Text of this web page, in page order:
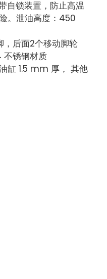
自锁装置，防止高温
。泄油高度：450
，后面2个移动脚轮
锈钢材质
缸 1.5 mm 厚， 其他